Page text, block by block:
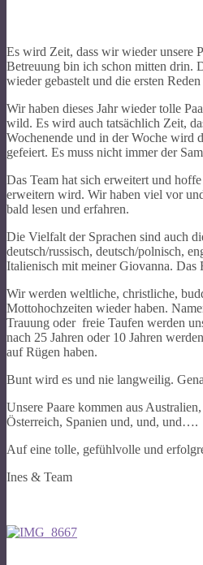
Es wird Zeit, dass wir wieder unsere
Betreuung bin ich schon mitten drin.
wieder gebastelt und die ersten
Wir haben dieses Jahr wieder tolle
wild. Es wird auch tatsächlich Zeit,
Wochenende und in der Woche wird
gefeiert. Es muss nicht immer der
Das Team hat sich erweitert und
erweitern wird. Wir haben viel vor
bald lesen und erfahren.
Die Vielfalt der Sprachen sind auch
deutsch/russisch, deutsch/polnisch,
Italienisch mit meiner Giovanna. Das
Wir werden weltliche, christliche,
Mottohochzeiten wieder haben.
Trauung oder freie Taufen werden
nach 25 Jahren oder 10 Jahren
auf Rügen haben.
Bunt wird es und nie langweilig.
Unsere Paare kommen aus
Österreich, Spanien und, und, und….
Auf eine tolle, gefühlvolle und
Ines & Team